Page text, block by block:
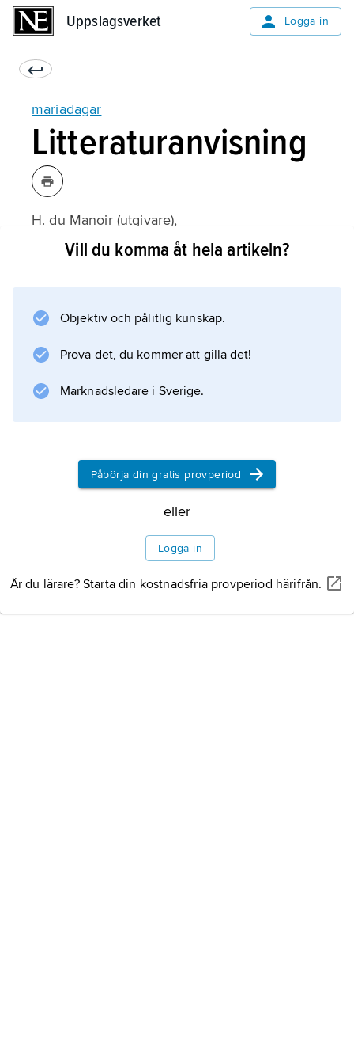
Uppslagsverket Logga in
mariadagar
Litteraturanvisning
H. du Manoir (utgivare),
Maria: Études sur la sainte Vierge
Vill du komma åt hela artikeln?
Objektiv och pålitlig kunskap.
Prova det, du kommer att gilla det!
Marknadsledare i Sverige.
Påbörja din gratis provperiod
eller
Logga in
Är du lärare? Starta din kostnadsfria provperiod härifrån.